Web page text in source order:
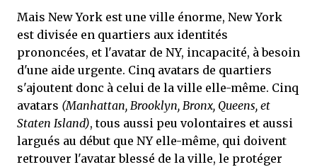
Mais New York est une ville énorme, New York
est divisée en quartiers aux identités
prononcées, et l'avatar de NY, incapacité, à besoin
d'une aide urgente. Cinq avatars de quartiers
s'ajoutent donc à celui de la ville elle-même. Cinq
avatars (Manhattan, Brooklyn, Bronx, Queens, et
Staten Island), tous aussi peu volontaires et aussi
largués au début que NY elle-même, qui doivent
retrouver l'avatar blessé de la ville, le protéger